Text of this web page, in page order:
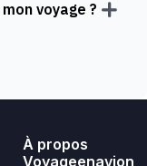
voyage ?
À propos
Voyageenavion